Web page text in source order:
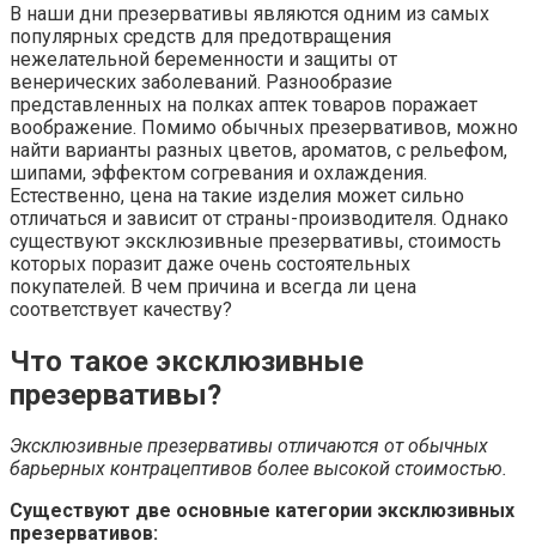
В наши дни презервативы являются одним из самых
популярных средств для предотвращения
нежелательной беременности и защиты от
венерических заболеваний. Разнообразие
представленных на полках аптек товаров поражает
воображение. Помимо обычных презервативов, можно
найти варианты разных цветов, ароматов, с рельефом,
шипами, эффектом согревания и охлаждения.
Естественно, цена на такие изделия может сильно
отличаться и зависит от страны-производителя. Однако
существуют эксклюзивные презервативы, стоимость
которых поразит даже очень состоятельных
покупателей. В чем причина и всегда ли цена
соответствует качеству?
Что такое эксклюзивные
презервативы?
Эксклюзивные презервативы отличаются от обычных
барьерных контрацептивов более высокой стоимостью.
Существуют две основные категории эксклюзивных
презервативов: